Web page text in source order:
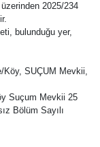
2025/234
bulunduğu yer,
SUÇUM Mevkii,
Suçum Mevkii 25
Bölüm Sayılı